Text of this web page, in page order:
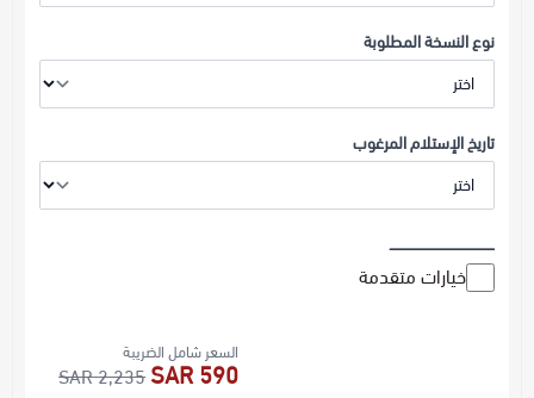
نوع النسخة المطلوبة
تاريخ الإستلام المرغوب
ــــــــــــــــــــــــــــــــــــــــــــ
خيارات متقدمة
السعر شامل الضريبة
590 SAR
2,235 SAR